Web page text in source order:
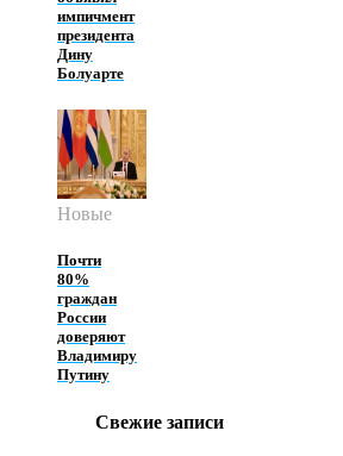
импичмент
президента
Дину
Болуарте
Новые
Почти
80%
граждан
России
доверяют
Владимиру
Путину
Свежие записи